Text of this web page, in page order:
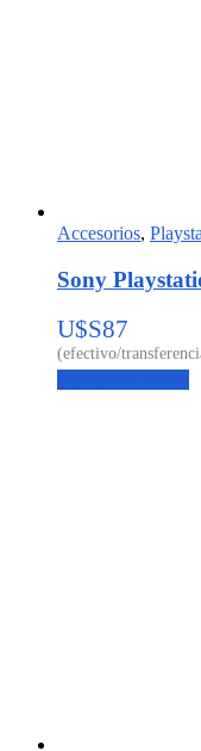
Accesorios,
Sony
U$S87